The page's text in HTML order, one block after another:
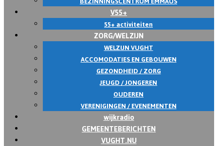
V55+
55+ activiteiten
ZORG/WELZIJN
WELZIJN VUGHT
ACCOMODATIES EN GEBOUWEN
GEZONDHEID / ZORG
JEUGD / JONGEREN
OUDEREN
VERENIGINGEN / EVENEMENTEN
wijkradio
GEMEENTEBERICHTEN
VUGHT.NU